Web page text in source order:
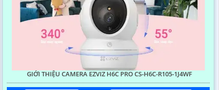
GIỚI THIỆU CAMERA EZVIZ H6C PRO CS-H6C-R105-1J4WF